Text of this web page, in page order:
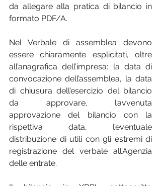
da allegare alla pratica di bilancio in
formato PDF/A.
Nel Verbale di assemblea devono
essere chiaramente esplicitati, oltre
all’anagrafica dell’impresa: la data di
convocazione dell’assemblea, la data
di chiusura dell’esercizio del bilancio
da approvare, l’avvenuta
approvazione del bilancio con la
rispettiva data, l’eventuale
distribuzione di utili con gli estremi di
registrazione del verbale all’Agenzia
delle entrate.